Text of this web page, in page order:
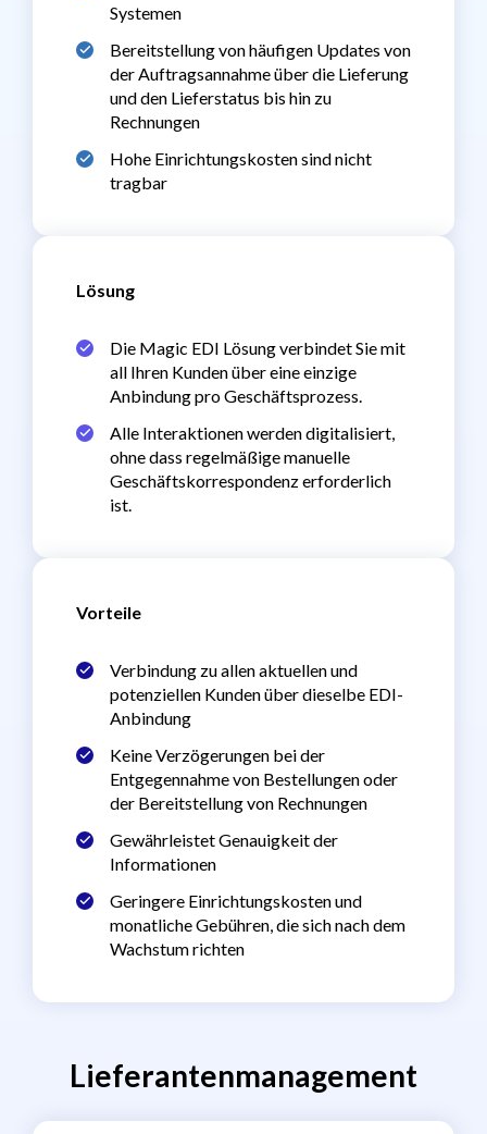
Systemen
Bereitstellung von häufigen Updates von
der Auftragsannahme über die Lieferung
und den Lieferstatus bis hin zu
Rechnungen
Hohe Einrichtungskosten sind nicht
tragbar
Lösung
Die Magic EDI Lösung verbindet Sie mit
all Ihren Kunden über eine einzige
Anbindung pro Geschäftsprozess.
Alle Interaktionen werden digitalisiert,
ohne dass regelmäßige manuelle
Geschäftskorrespondenz erforderlich
ist.
Vorteile
Verbindung zu allen aktuellen und
potenziellen Kunden über dieselbe EDI-
Anbindung
Keine Verzögerungen bei der
Entgegennahme von Bestellungen oder
der Bereitstellung von Rechnungen
Gewährleistet Genauigkeit der
Informationen
Geringere Einrichtungskosten und
monatliche Gebühren, die sich nach dem
Wachstum richten
Lieferantenmanagement